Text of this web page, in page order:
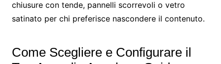
chiusure con tende, pannelli scorrevoli o vetro
satinato per chi preferisce nascondere il contenuto.
Come Scegliere e Configurare il